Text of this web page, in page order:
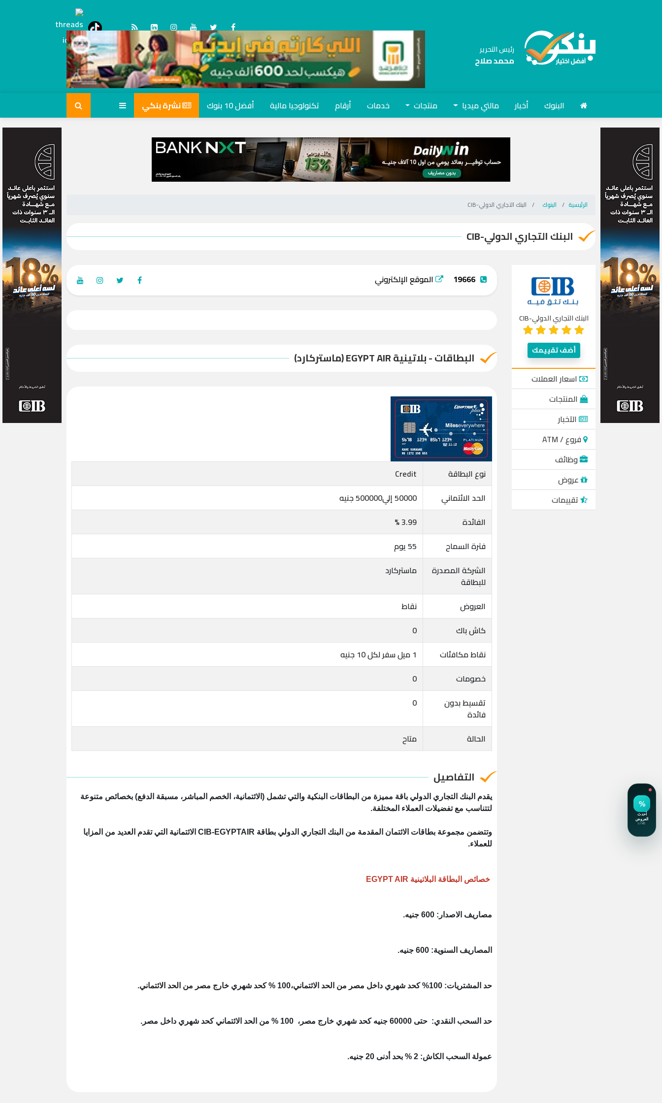
tiktok
Threads
رئيس التحرير
محمد صلاح
البنوك أخبار مالتي ميديا منتجات خدمات أرقام تكنولوجيا مالية أفضل 10 بنوك نشرة بنكي
الرئيسية البنوك البنك التجاري الدولي-CIB
البنك التجاري الدولي-CIB
البنك التجاري الدولي-CIB
أضف تقييمك
اسعار العملات
المنتجات
الآخبار
فروع / ATM
وظائف
عروض
تقييمات
19666 الموقع الإلكتروني
البطاقات - بلاتينية EGYPT AIR (ماستركارد)
نوع البطاقة
Credit
الحد الائتماني
50000 إلي500000 جنيه
الفائدة
3.99 %
فترة السماح
55 يوم
الشركة المصدرة
للبطاقة
ماستركارد
العروض
نقاط
كاش باك
0
نقاط مكافئات
1 ميل سفر لكل 10 جنيه
خصومات
0
تقسيط بدون
فائدة
0
الحالة متاح
التفاصيل
يقدم البنك التجاري الدولي باقة مميزة من البطاقات البنكية والتي تشمل (الائتمانية، الخصم المباشر، مسبقة الدفع) بخصائص متنوعة
لتتناسب مع تفضيلات العملاء المختلفة.
وتتضمن مجموعة بطاقات الائتمان المقدمة من البنك التجاري الدولي بطاقة CIB-EGYPTAIR الائتمانية التي تقدم العديد من المزايا
للعملاء.
خصائص البطاقة البلاتينية EGYPT AIR
مصاريف الاصدار: 600 جنيه.
المصاريف السنوية: 600 جنيه.
حد المشتريات: 100% كحد شهري داخل مصر من الحد الائتماني،100 % كحد شهري خارج مصر من الحد الائتماني.
حد السحب النقدي: حتى 60000 جنيه كحد شهري خارج مصر، 100 % من الحد الائتماني كحد شهري داخل مصر.
عمولة السحب الكاش: 2 % بحد أدنى 20 جنيه.